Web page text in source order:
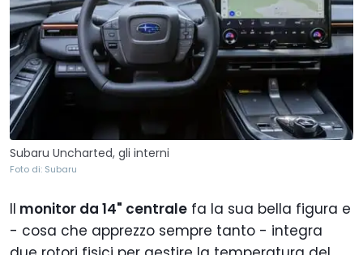
Subaru Uncharted, gli interni
Foto di: Subaru
Il monitor da 14" centrale fa la sua bella figura e
- cosa che apprezzo sempre tanto - integra